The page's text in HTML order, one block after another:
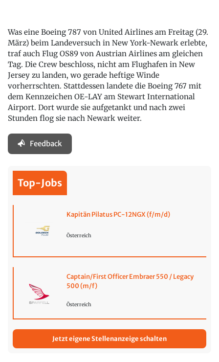
Was eine Boeing 787 von United Airlines am Freitag (29.
März) beim Landeversuch in New York-Newark erlebte,
traf auch Flug OS89 von Austrian Airlines am gleichen
Tag. Die Crew beschloss, nicht am Flughafen in New
Jersey zu landen, wo gerade heftige Winde
vorherrschten. Stattdessen landete die Boeing 767 mit
dem Kennzeichen OE-LAY am Stewart International
Airport. Dort wurde sie aufgetankt und nach zwei
Stunden flog sie nach Newark weiter.
Feedback
Top-Jobs
Kapitän Pilatus PC-12NGX (f/m/d)
Österreich
Captain/First Officer Embraer 550 / Legacy
500 (m/f)
Österreich
Jetzt eigene Stellenanzeige schalten